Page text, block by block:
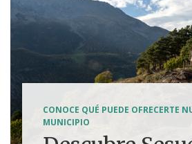
CONOCE QUÉ PUEDE OFRECERTE
MUNICIPIO
Tierra de